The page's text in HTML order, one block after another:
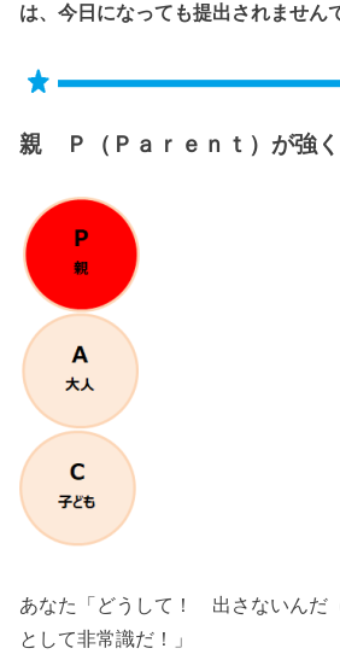
は、今日になっても提出されません
親 Ｐ（Ｐａｒｅｎｔ）が強
あなた「どうして！ 出さないんだ
として非常識だ！」